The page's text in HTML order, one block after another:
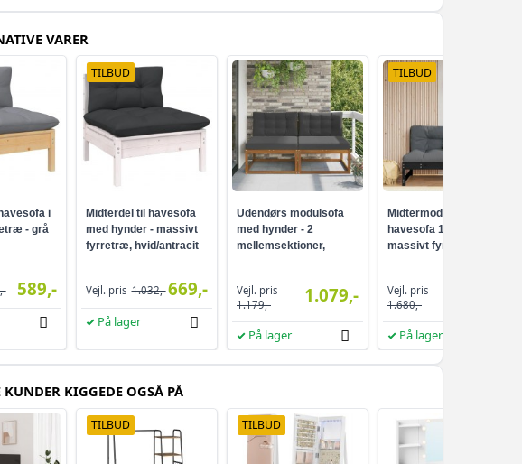
VARER
i
- grå
589,-
TILBUD
Midterdel til havesofa
med hynder - massivt
fyrretræ, hvid/antracit
Vejl. pris 1.032,-669,-
På lager
Udendørs modulsofa
med hynder - 2
mellemsektioner,
Vejl. pris
1.179,-
1.079,-
På lager
TILBUD
Midtermodul til
havesofa 120×80 cm -
massivt fyrretræ, sort
Vejl. pris
1.680,-
På lager
KIGGEDE OGSÅ PÅ
TILBUD TILBUD